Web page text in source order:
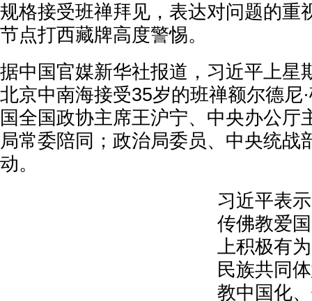
规格接受班禅拜见，表达对问题的重
节点打西藏牌高度警惕。
据中国官媒新华社报道，习近平上星
北京中南海接受35岁的班禅额尔德尼
国全国政协主席王沪宁、中央办公厅
局常委陪同；政治局委员、中央统战
动。
习近平表
传佛教爱
上积极有
民族共同
教中国化